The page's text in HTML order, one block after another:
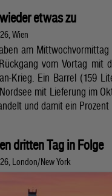
etwas zu
Wien
am
vom Vortag mit
Krieg. Ein Barrel (159
mit Lieferung im
und damit ein Prozent
dritten Tag in Folge
London/New York